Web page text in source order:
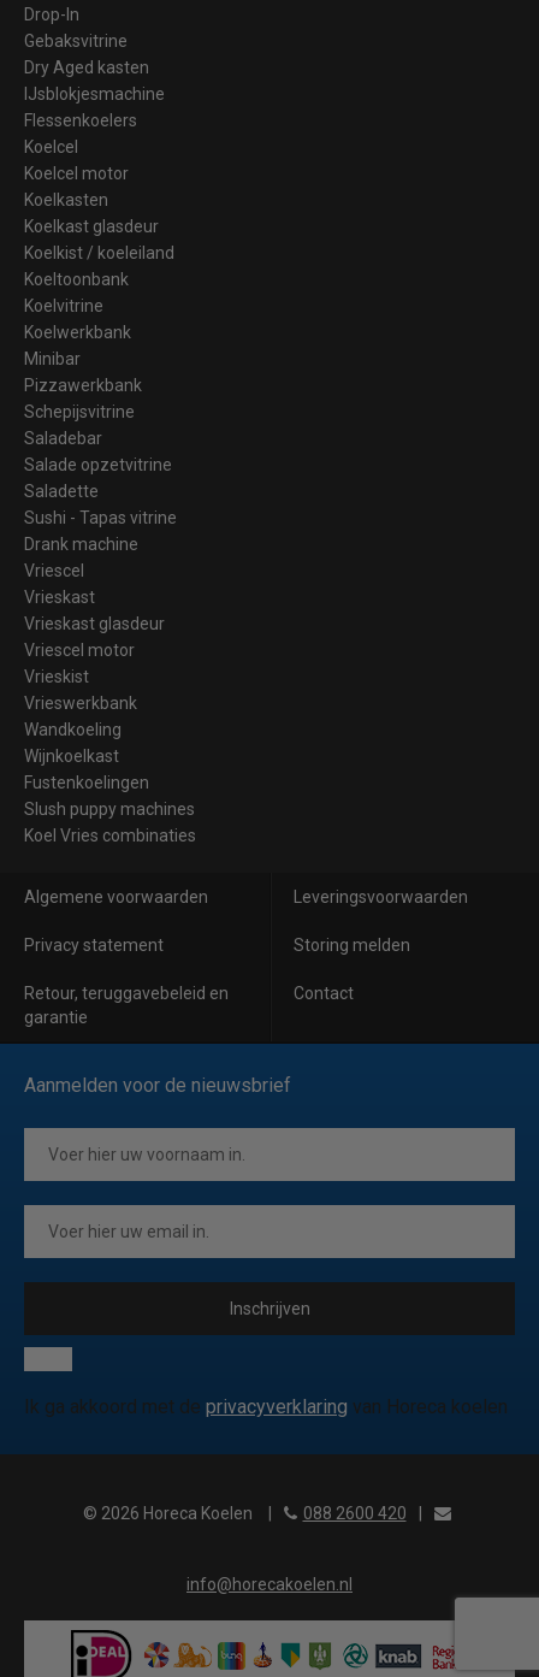
Drop-In
Gebaksvitrine
Dry Aged kasten
IJsblokjesmachine
Flessenkoelers
Koelcel
Koelcel motor
Koelkasten
Koelkast glasdeur
Koelkist / koeleiland
Koeltoonbank
Koelvitrine
Koelwerkbank
Minibar
Pizzawerkbank
Schepijsvitrine
Saladebar
Salade opzetvitrine
Saladette
Sushi - Tapas vitrine
Drank machine
Vriescel
Vrieskast
Vrieskast glasdeur
Vriescel motor
Vrieskist
Vrieswerkbank
Wandkoeling
Wijnkoelkast
Fustenkoelingen
Slush puppy machines
Koel Vries combinaties
Algemene voorwaarden Leveringsvoorwaarden
Privacy statement Storing melden
Retour, teruggavebeleid en
garantie
Contact
Aanmelden voor de nieuwsbrief
Inschrijven
Ik ga akkoord met de privacyverklaring van Horeca koelen
© 2026 Horeca Koelen 088 2600 420
info@horecakoelen.nl